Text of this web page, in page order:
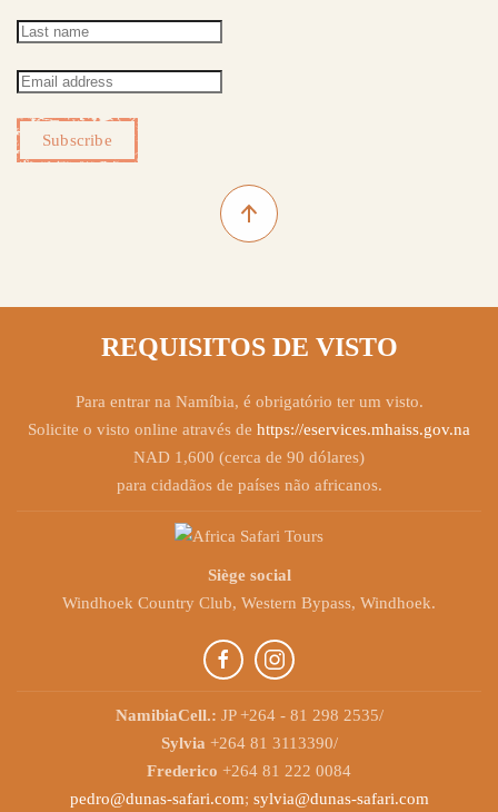
Subscribe
REQUISITOS DE VISTO
Para entrar na Namíbia, é obrigatório ter um visto.
Solicite o visto online através de https://eservices.mhaiss.gov.na
NAD 1,600 (cerca de 90 dólares)
para cidadãos de países não africanos.
Siège social
Windhoek Country Club, Western Bypass, Windhoek.
NamibiaCell.: JP +264 - 81 298 2535/
Sylvia +264 81 3113390/
Frederico +264 81 222 0084
pedro@dunas-safari.com; sylvia@dunas-safari.com